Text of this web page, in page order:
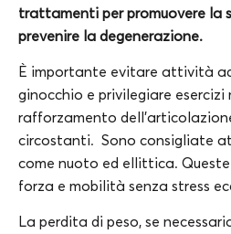
trattamenti per promuovere la
prevenire la degenerazione.
È importante evitare attività
ginocchio e privilegiare esercizi
rafforzamento
circostanti. Sono consigliate
come nuoto ed ellittica.
forza e mobilità senza stress
La perdita di peso, se